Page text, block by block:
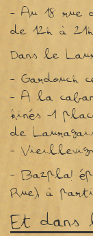
- Au 18 rue
de 12h à
Dans le
- Gardouch
- A la
kinés -1
de
-
- Bazpla!
Rue), à
Et dans